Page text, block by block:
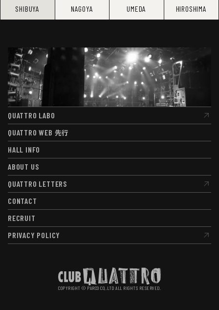
SHIBUYA NAGOYA UMEDA HIROSHIMA
QUATTRO LABO
QUATTRO LABO
QUATTRO WEB 先行
QUATTRO WEB先行
HALL INFO
HALL INFO
ABOUT US
ABOUT US
QUATTRO LETTERS
QUATTRO LETTERS
CONTACT
CONTACT
RECRUIT
RECRUIT
PRIVACY POLICY
PRIVACY POLICY
COPYRIGHT © PARCO CO,.LTD ALL RIGHTS RESERVED.